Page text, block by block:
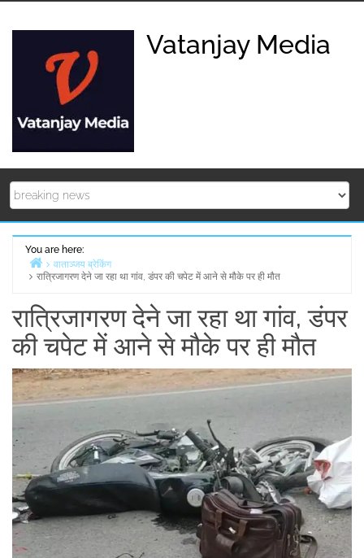
Vatanjay Media
You are here:
Home
वाताञ्जय ब्रेकिंग
रात्रिजागरण देने जा रहा था गांव, डंपर की चपेट में आने से मौके पर ही मौत
रात्रिजागरण देने जा रहा था गांव, डंपर
की चपेट में आने से मौके पर ही मौत